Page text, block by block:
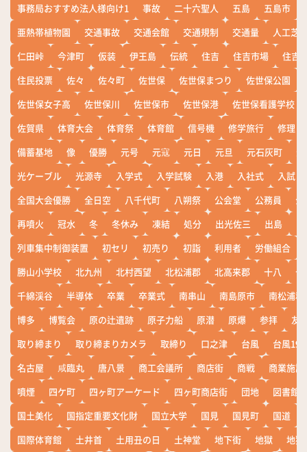
事務局おすすめ法人様向け1
事故 二十六聖人 五島 五島市
亜熱帯植物園
交通事故 交通会館 交通規制 交通量
人工芝
仁田峠
今津町 仮装 伊王島 伝統 住吉 住吉市場
住吉
住民投票
佐々 佐々町 佐世保 佐世保まつり 佐世保公園
佐世保女子高
佐世保川 佐世保市 佐世保港
佐世保看護学校
佐賀県
体育大会 体育祭 体育館 信号機 修学旅行
修理
備蓄基地
像 優勝 元号 元寇 元日 元旦 元石灰町
光ケーブル
光源寺 入学式 入学試験 入港 入社式
入試
全国大会優勝
全日空 八千代町 八朔祭 公会堂 公務員
公
再噴火
冠水 冬 冬休み 凍結 処分 出光佐三 出島
列車集中制御装置
初セリ 初売り 初詣 利用者 労働組合
勝山小学校
北九州 北村西望 北松浦郡 北高来郡 十八
十
千綿渓谷
半導体 卒業 卒業式 南串山 南島原市
南松浦郡
博多
博覧会 原の辻遺跡 原子力船 原潜 原爆 参拝
友
取り締まり
取り締まりカメラ 取締り 口之津 台風
台風19
名古屋
咸臨丸 唐八景 商工会議所 商店街 商戦
商業施設
噴煙
四ケ町 四ヶ町アーケード 四ヶ町商店街 団地
図書館
国土美化
国指定重要文化財 国立大学 国見 国見町 国道
国際体育館
土井首 土用丑の日 土神堂 地下街 地獄
地獄